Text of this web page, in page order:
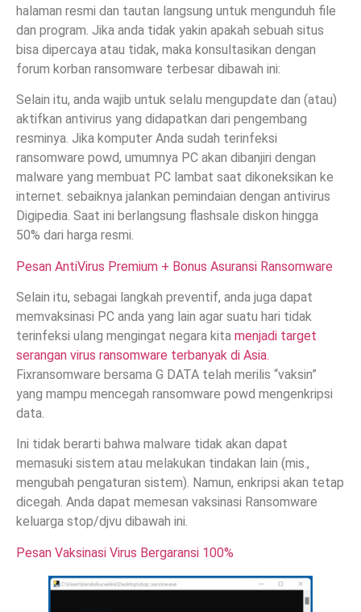
halaman resmi dan tautan langsung untuk mengunduh file
dan program. Jika anda tidak yakin apakah sebuah situs
bisa dipercaya atau tidak, maka konsultasikan dengan
forum korban ransomware terbesar dibawah ini:
Selain itu, anda wajib untuk selalu mengupdate dan (atau)
aktifkan antivirus yang didapatkan dari pengembang
resminya. Jika komputer Anda sudah terinfeksi
ransomware powd, umumnya PC akan dibanjiri dengan
malware yang membuat PC lambat saat dikoneksikan ke
internet. sebaiknya jalankan pemindaian dengan antivirus
Digipedia. Saat ini berlangsung flashsale diskon hingga
50% dari harga resmi.
Pesan AntiVirus Premium + Bonus Asuransi Ransomware
Selain itu, sebagai langkah preventif, anda juga dapat
memvaksinasi PC anda yang lain agar suatu hari tidak
terinfeksi ulang mengingat negara kita menjadi target
serangan virus ransomware terbanyak di Asia.
Fixransomware bersama G DATA telah merilis “vaksin”
yang mampu mencegah ransomware powd mengenkripsi
data.
Ini tidak berarti bahwa malware tidak akan dapat
memasuki sistem atau melakukan tindakan lain (mis.,
mengubah pengaturan sistem). Namun, enkripsi akan tetap
dicegah. Anda dapat memesan vaksinasi Ransomware
keluarga stop/djvu dibawah ini.
Pesan Vaksinasi Virus Bergaransi 100%